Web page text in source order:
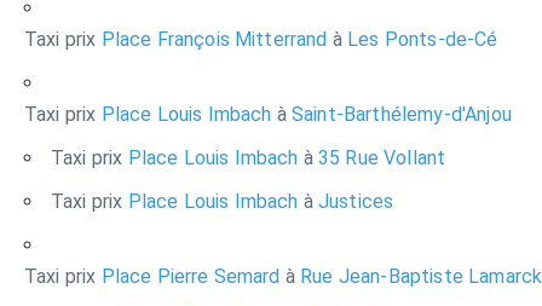
Taxi prix Place François Mitterrand àLes Ponts-de-Cé
Taxi prix Place Louis Imbach àSaint-Barthélemy-d'Anjou
Taxi prix Place Louis Imbach à35 Rue Vollant
Taxi prix Place Louis Imbach àJustices
Taxi prix Place Pierre Semard à Rue Jean-Baptiste Lamarck